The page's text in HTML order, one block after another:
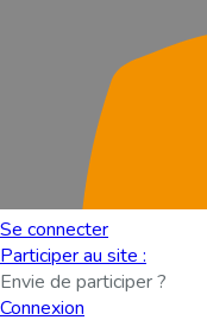
Se connecter
Participer au site :
Envie de participer ?
Connexion